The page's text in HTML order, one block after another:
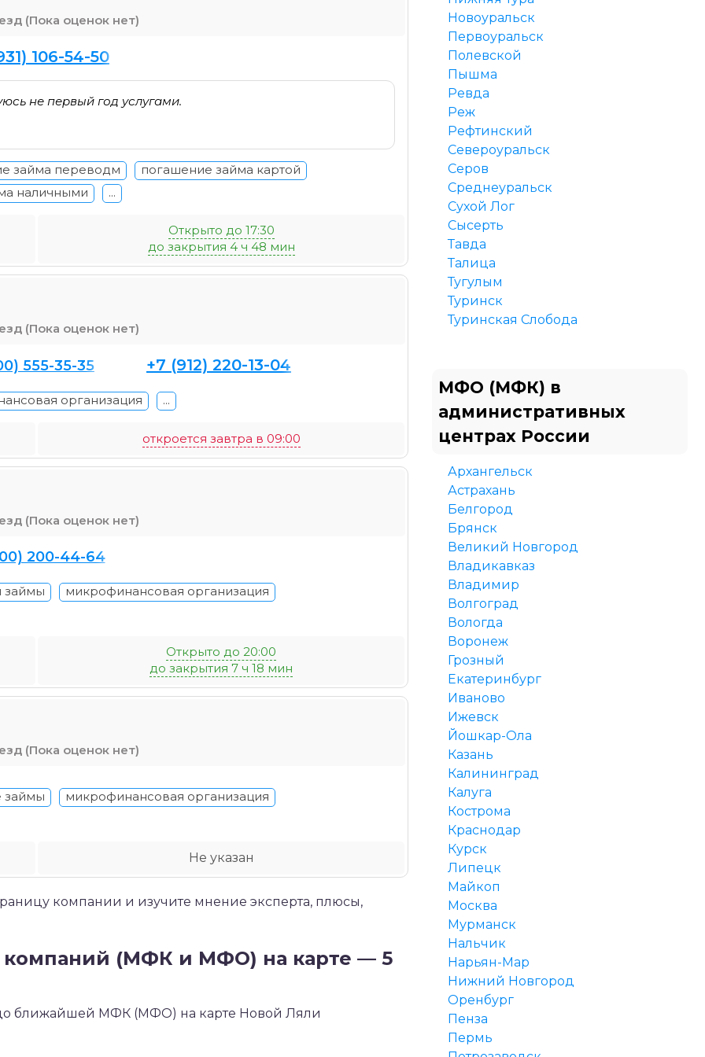
(Пока оценок нет)
106-54-50
не первый год услугами.
займа переводм
погашение займа картой
наличными
...
Открыто до 17:30
до закрытия 4 ч 48 мин
(Пока оценок нет)
555-35-35 +7 (912) 220-13-04
организация ...
откроется завтра в 09:00
(Пока оценок нет)
200-44-64
займы микрофинансовая организация
Открыто до 20:00
до закрытия 7 ч 18 мин
(Пока оценок нет)
займы микрофинансовая организация
Не указан
компании и изучите мнение эксперта, плюсы,
компаний (МФК и МФО) на карте — 5
до ближайшей МФК (МФО) на карте Новой Ляли
Новоуральск
Первоуральск
Полевской
Пышма
Ревда
Реж
Рефтинский
Североуральск
Серов
Среднеуральск
Сухой Лог
Сысерть
Тавда
Талица
Тугулым
Туринск
Туринская Слобода
МФО (МФК) в
административных
центрах России
Архангельск
Астрахань
Белгород
Брянск
Великий Новгород
Владикавказ
Владимир
Волгоград
Вологда
Воронеж
Грозный
Екатеринбург
Иваново
Ижевск
Йошкар-Ола
Казань
Калининград
Калуга
Кострома
Краснодар
Курск
Липецк
Майкоп
Москва
Мурманск
Нальчик
Нарьян-Мар
Нижний Новгород
Оренбург
Пенза
Пермь